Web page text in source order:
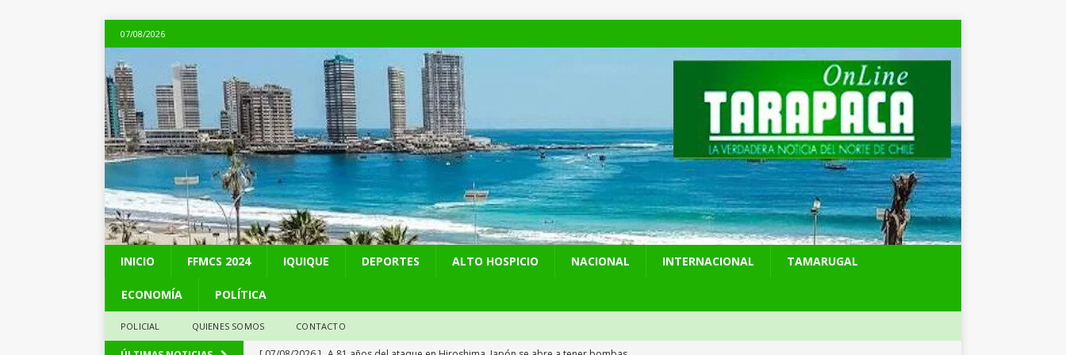
07/08/2026
INICIO FFMCS 2024 IQUIQUE DEPORTES ALTO HOSPICIO NACIONAL INTERNACIONAL TAMARUGAL
ECONOMÍA POLÍTICA
POLICIAL QUIENES SOMOS CONTACTO